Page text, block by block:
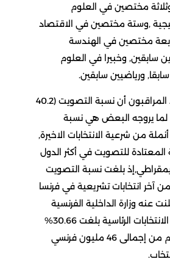
مختصين في العلوم
,وستة مختصين في الاقتصاد
مختصين في الهندسة
وخبيرا في العلوم
ورياضيين سابقين.
من جهة أخرى أكد المراقبون أن نسبة التصويت (40.2
البعض هي نسبة
شرعية الانتخابات الاخيرة,
للتصويت في أكثر الدول
بلغت نسبة التصويت
انتخابات تشريعية في فرنسا
وزارة الداخلية الفرنسية
نفسها آنذاك,وفي الانتخابات الرئاسية بلغت 30.66%
حتى منتصف اليوم من إجمالى 46 مليون فرنسي